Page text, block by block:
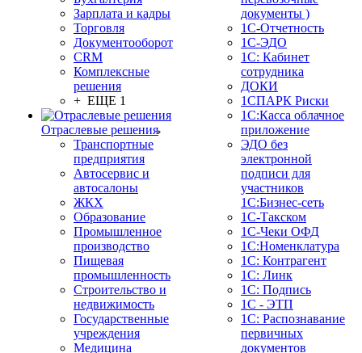
Зарплата и кадры
Торговля
Документооборот
CRM
Комплексные
решения
+ ЕЩЕ 1
Отраслевые решения
Транспортные
предприятия
Автосервис и
автосалоны
ЖКХ
Образование
Промышленное
производство
Пищевая
промышленность
Строительство и
недвижимость
Государственные
учреждения
Медицина
документы )
1С-Отчетность
1С-ЭДО
1С: Кабинет
сотрудника
ДОКИ
1СПАРК Риски
1С:Касса облачное
приложение
ЭДО без
электронной
подписи для
участников
1С:Бизнес-сеть
1С-Такском
1С-Чеки ОФД
1С:Номенклатура
1С: Контрагент
1С: Линк
1С: Подпись
1С - ЭТП
1С: Распознавание
первичных
документов